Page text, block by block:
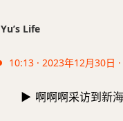
Yu’s Life
10:13 · 2023年12月30日
▶️ 啊啊啊采访到新